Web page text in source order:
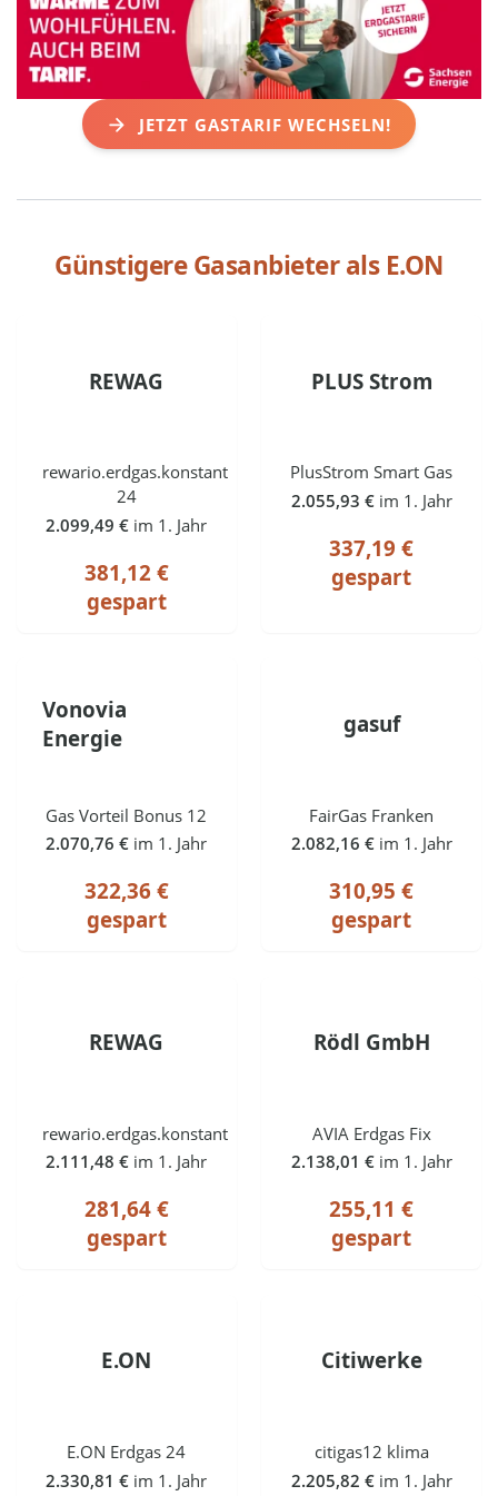
JETZT GASTARIF WECHSELN!
Günstigere Gasanbieter als E.ON
REWAG
rewario.erdgas.konstant
24
2.099,49 € im 1. Jahr
381,12 €
gespart
PLUS Strom
PlusStrom Smart Gas
2.055,93 € im 1. Jahr
337,19 €
gespart
Vonovia
Energie
Gas Vorteil Bonus 12
2.070,76 € im 1. Jahr
322,36 €
gespart
gasuf
FairGas Franken
2.082,16 € im 1. Jahr
310,95 €
gespart
REWAG
rewario.erdgas.konstant
2.111,48 € im 1. Jahr
281,64 €
gespart
Rödl GmbH
AVIA Erdgas Fix
2.138,01 € im 1. Jahr
255,11 €
gespart
E.ON
E.ON Erdgas 24
2.330,81 € im 1. Jahr
Citiwerke
citigas12 klima
2.205,82 € im 1. Jahr